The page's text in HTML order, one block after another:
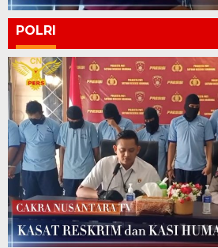
POLRI